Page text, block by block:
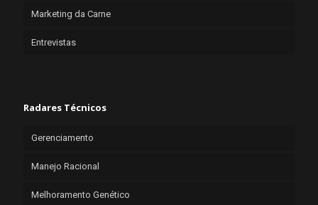
Marketing da Carne
Entrevistas
Radares Técnicos
Gerenciamento
Manejo Racional
Melhoramento Genético